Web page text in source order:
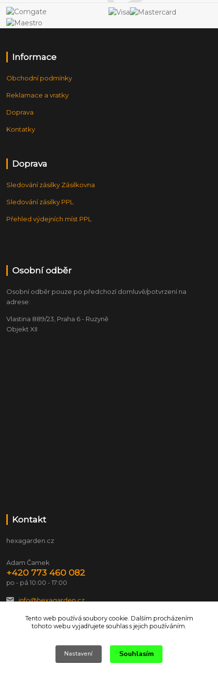
Informace
Obchodní podmínky
Reklamace a vratky
Doprava
Kontatky
Doprava
Sledování zásilky Zásilkovna
Sledování zásilky PPL
Přehled výdejních míst PPL
Osobní odběr
Osobní odběr pouze po předchozí domluvě/potvrzení na
adrese:
Vlastina 889/23, Praha 6 - Ruzyně
Objekt XII
Kontakt
hexagarden.cz
Adam Čamek
+420 773 460 082
po - pá 10:00 - 17:00
info@hexagarden.cz
Tento web používá soubory cookie. Dalším procházením
tohoto webu vyjadřujete souhlas s jejich používáním.
Nastavení Souhlasím